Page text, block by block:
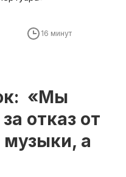
16 минут
«Мы
отказ от
музыки, а